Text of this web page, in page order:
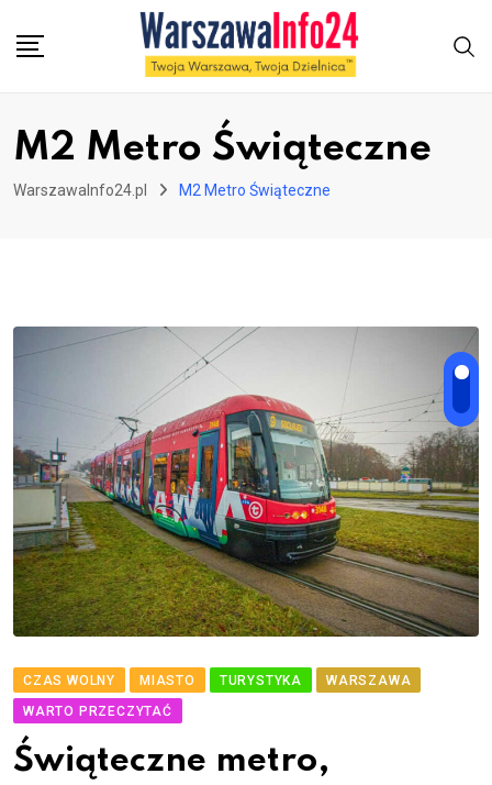
M2 Metro Świąteczne
WarszawaInfo24.pl M2 Metro Świąteczne
CZAS WOLNY MIASTO TURYSTYKA
WARSZAWA
WARTO PRZECZYTAĆ
Świąteczne metro,